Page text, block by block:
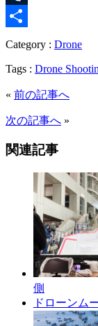
Tumblr
共
Category : Drone
Tags : Drone
« 前の記事へ
次の記事へ »
関連記事
側
ドローンム